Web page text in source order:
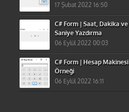
17 Şubat 2022 16:50
C# Form | Saat, Dakika ve
Saniye Yazdırma
06 Eylül 2022 00:03
C# Form | Hesap Makinesi
Örneği
06 Eylül 2022 16:11